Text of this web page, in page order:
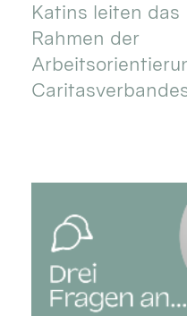
Katins leiten das
Rahmen der